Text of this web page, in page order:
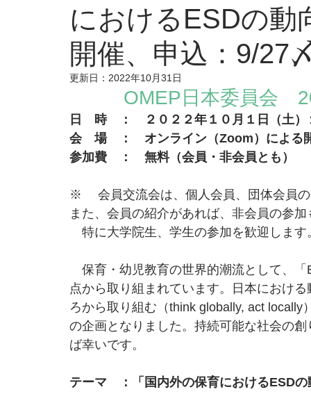
におけるESDの動
開催、申込：9/27
更新日： 2022年10月31日
OMEP日本委員会　
日　時　：　２０２２年１０月１日（土
会　場　：　オンライン（Zoom）による
参加費　：　無料（会員・非会員とも）
※　 会員交流会は、個人会員、団体会員
また、会員の紹介があれば、非会員の参
特に大学院生、学生の参加を歓迎します
保育・幼児教育の世界的潮流として、
点から取り組まれています。日本におけ
ろから取り組む（think globally, act
の企画となりました。持続可能な社会の
ば幸いです。
テーマ　：「国内外の保育におけるESDの